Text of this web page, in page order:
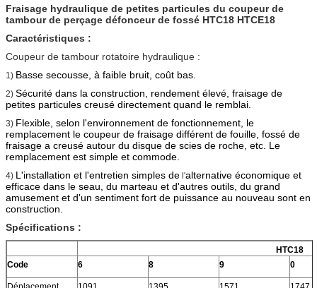
Fraisage hydraulique de petites particules du coupeur de
tambour de perçage défonceur de fossé HTC18 HTCE18
Caractéristiques :
Coupeur de tambour rotatoire hydraulique :
1) Basse secousse, à faible bruit, coût bas.
2) Sécurité dans la construction, rendement élevé, fraisage de
petites particules creusé directement quand le remblai.
3) Flexible, selon l'environnement de fonctionnement, le
remplacement le coupeur de fraisage différent de fouille, fossé de
fraisage a creusé autour du disque de scies de roche, etc. Le
remplacement est simple et commode.
4) L'installation et l'entretien simples de l'alternative économique et
efficace dans le seau, du marteau et d'autres outils, du grand
amusement et d'un sentiment fort de puissance au nouveau sont en
construction.
Spécifications :
HTC18
Code
6 8 9 0